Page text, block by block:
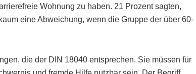
Wohnung zu haben. 21 Prozent sagten,
eine Abweichung, wenn die Gruppe der über 60-
die der DIN 18040 entsprechen. Sie müssen für